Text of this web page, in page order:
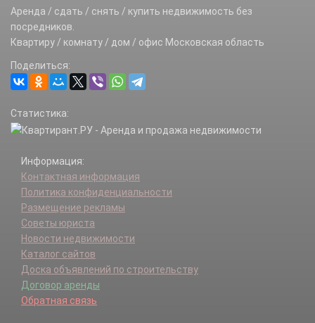
Аренда / сдать / снять / купить недвижимость без
посредников.
Квартиру / комнату / дом / офис Московская область
Поделиться:
Статистика:
Информация:
Контактная информация
Политика конфиденциальности
Размещение рекламы
Советы юриста
Новости недвижимости
Каталог сайтов
Доска объявлений по строительству
Договор аренды
Обратная связь